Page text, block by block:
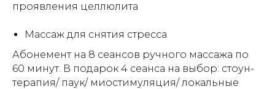
проявления целлюлита
Массаж для снятия стресса
Абонемент на 8 сеансов ручного массажа по
60 минут. В подарок 4 сеанса на выбор: стоун-
терапия/ паук/ миостимуляция/ локальные